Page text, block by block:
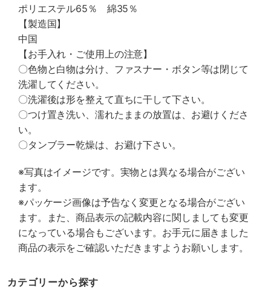
ポリエステル65％ 綿35％
【製造国】
中国
【お手入れ・ご使用上の注意】
〇色物と白物は分け、ファスナー・ボタン等は閉じて
洗濯してください。
〇洗濯後は形を整えて直ちに干して下さい。
〇つけ置き洗い、濡れたままの放置は、お避けくださ
い。
〇タンブラー乾燥は、お避け下さい。
※写真はイメージです。実物とは異なる場合がござい
ます。
※パッケージ画像は予告なく変更となる場合がござい
ます。また、商品表示の記載内容に関しましても変更
になっている場合もございます。お手元に届きました
商品の表示をご確認いただきますようお願いします。
カテゴリーから探す